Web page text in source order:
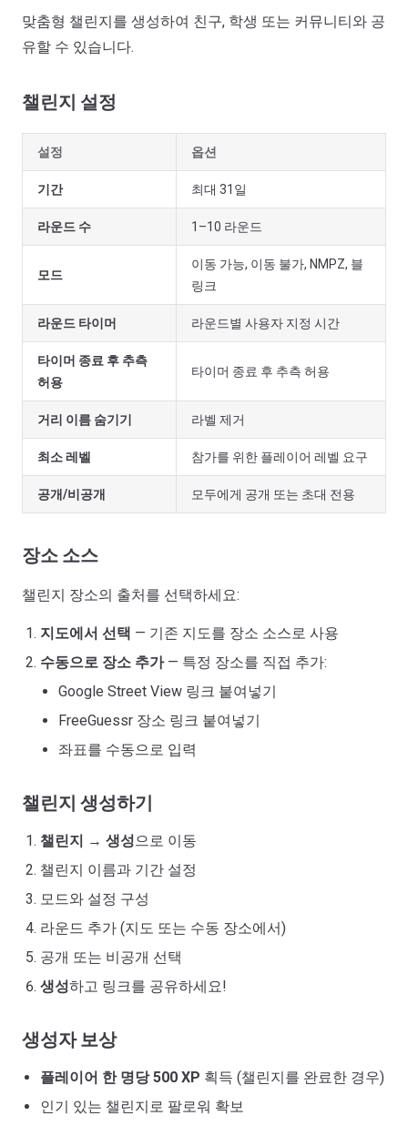
맞춤형 챌린지를 생성하여 친구, 학생 또는 커뮤니티와 공
유할 수 있습니다.
챌린지 설정
설정 옵션
기간 최대 31일
라운드 수 1–10 라운드
모드
이동 가능, 이동 불가, NMPZ, 블
링크
라운드 타이머 라운드별 사용자 지정 시간
타이머 종료 후 추측
허용
타이머 종료 후 추측 허용
거리 이름 숨기기 라벨 제거
최소 레벨 참가를 위한 플레이어 레벨 요구
공개/비공개 모두에게 공개 또는 초대 전용
장소 소스
챌린지 장소의 출처를 선택하세요:
지도에서 선택 — 기존 지도를 장소 소스로 사용
수동으로 장소 추가— 특정 장소를 직접 추가:
Google Street View 링크 붙여넣기
FreeGuessr 장소 링크 붙여넣기
좌표를 수동으로 입력
챌린지 생성하기
챌린지 → 생성으로 이동
챌린지 이름과 기간 설정
모드와 설정 구성
라운드 추가 (지도 또는 수동 장소에서)
공개 또는 비공개 선택
생성하고 링크를 공유하세요!
생성자 보상
플레이어 한 명당 500 XP 획득 (챌린지를 완료한 경우)
인기 있는 챌린지로 팔로워 확보